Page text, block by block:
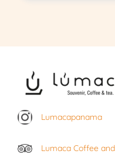
Lumacapanama
Lumaca Coffee